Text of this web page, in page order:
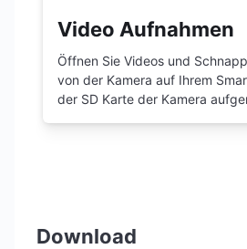
Video Aufnahmen
Öffnen Sie Videos und
von der Kamera auf Ihrem
der SD Karte der Kamera
Download